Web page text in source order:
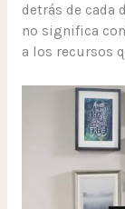
detrás de cada
no significa
a los recursos